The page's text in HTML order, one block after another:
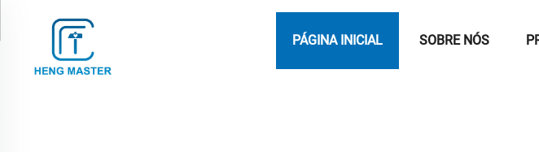
PÁGINA INICIAL SOBRE NÓS